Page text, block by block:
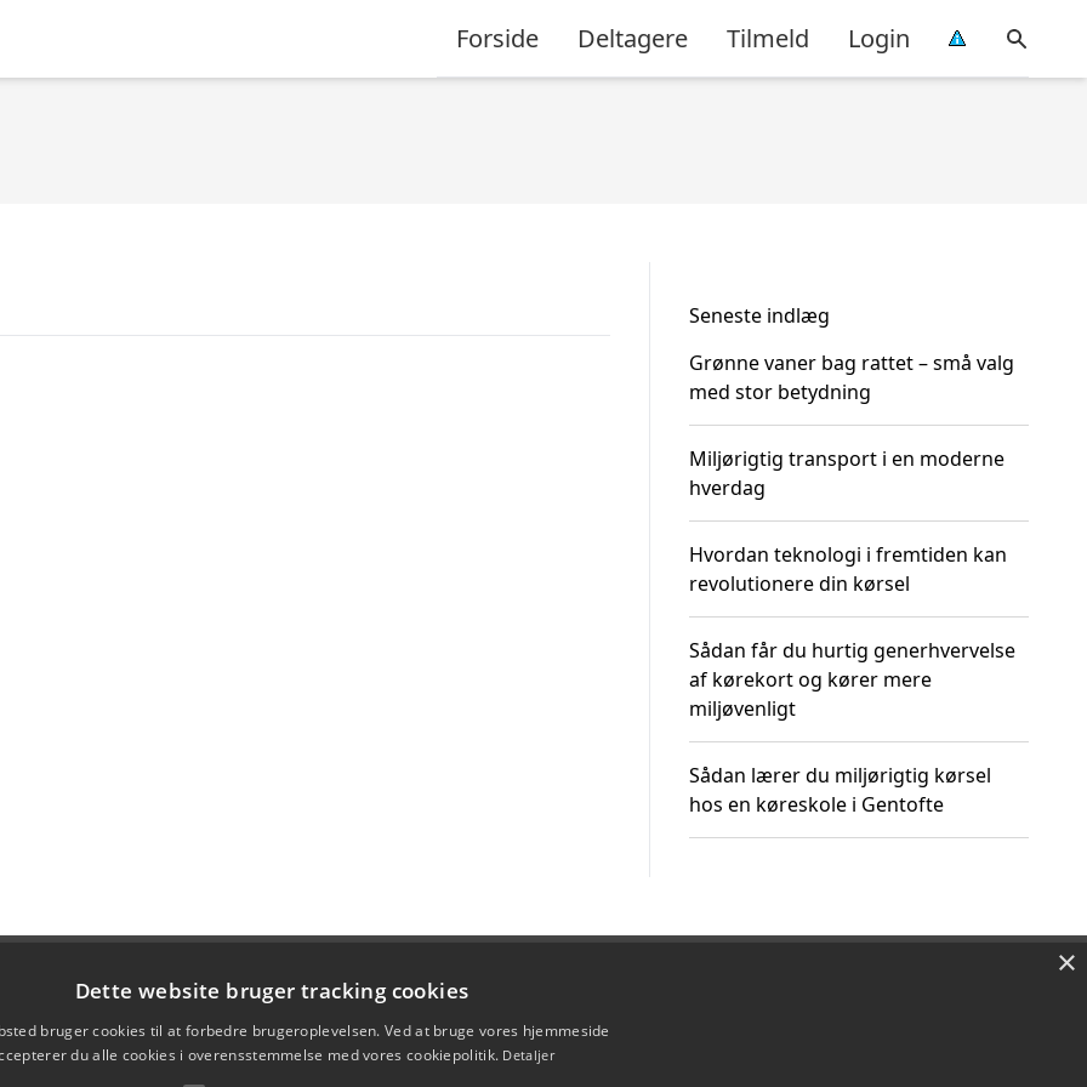
Forside Deltagere Tilmeld Login
Seneste indlæg
Grønne vaner bag rattet – små valg
med stor betydning
Miljørigtig transport i en moderne
hverdag
Hvordan teknologi i fremtiden kan
revolutionere din kørsel
Sådan får du hurtig generhvervelse
af kørekort og kører mere
miljøvenligt
Sådan lærer du miljørigtig kørsel
hos en køreskole i Gentofte
×
Dette website bruger tracking cookies
bruger cookies til at forbedre brugeroplevelsen. Ved at bruge vores hjemmeside
du alle cookies i overensstemmelse med vores cookiepolitik. Detaljer